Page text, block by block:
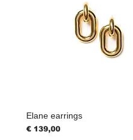
Elane earrings
Prijs
€ 139,00